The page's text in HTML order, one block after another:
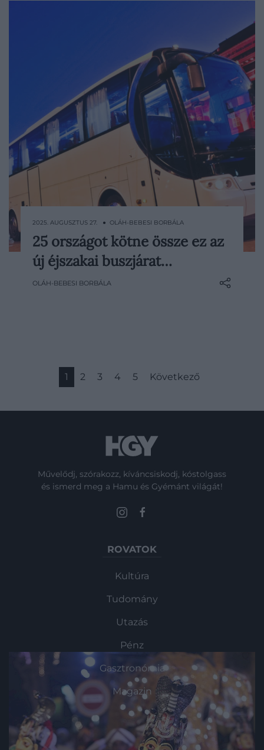
Egy új éjszakai buszjárat indul Európában
idén ősszel, amely a kontinens
2025. AUGUSZTUS 27. ● OLÁH-BEBESI BORBÁLA
25 országot kötne össze ez az
új éjszakai buszjárat…
OLÁH-BEBESI BORBÁLA
1 2 3 4 5 Következő
Művelődj, szórakozz, kíváncsiskodj, kóstolgass
és ismerd meg a Hamu és Gyémánt világát!
ROVATOK
Kultúra
Tudomány
Utazás
Pénz
Gasztronómia
Magazin
HG MEDIA